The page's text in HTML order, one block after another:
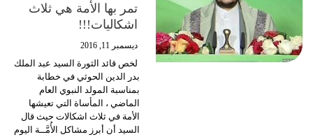
تمر بها الأمة هي ثلاث
اشكاليات!!!
ديسمبر 11, 2016
لخص قائد الثورة السيد عبد الملك
بدر الدين الحوثي في خطابة
بمناسبة المولد النبوي العام
الماضي ، المأساة التي تعيشها
الأمة في ثلاث اشكالات حيث قال
السيد أن أبرز مشاكل الأُمَّــة اليوم